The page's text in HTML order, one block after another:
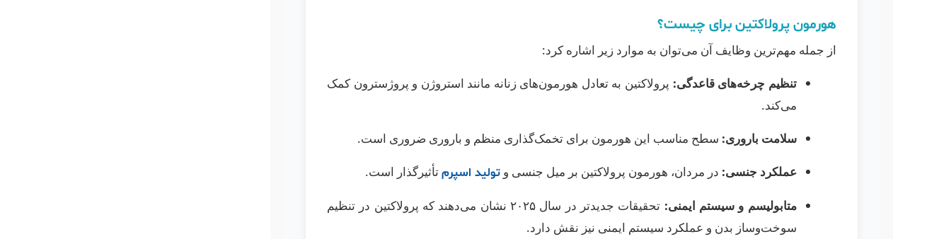
هورمون پرولاکتین برای چیست؟
از جمله مهم‌ترین وظایف آن می‌توان به موارد زیر اشاره کرد:
تنظیم چرخه‌های قاعدگی: پرولاکتین به تعادل هورمون‌های زنانه مانند استروژن و پروژسترون کمک
می‌کند.
سلامت باروری: سطح مناسب این هورمون برای تخمک‌گذاری منظم و باروری ضروری است.
عملکرد جنسی: در مردان، هورمون پرولاکتین بر میل جنسی وتولید اسپرمتأثیرگذار است.
متابولیسم و سیستم ایمنی:
تحقیقات جدیدتر در سال ۲۰۲۵ نشان می‌دهند که پرولاکتین در تنظیم
سوخت‌وساز بدن و عملکرد سیستم ایمنی نیز نقش دارد.